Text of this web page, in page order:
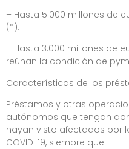
– Hasta 5.000 millones de
(*).
– Hasta 3.000 millones de
reúnan la condición de
Características de los
Préstamos y otras
autónomos que tengan
hayan visto afectados por
COVID-19, siempre que: